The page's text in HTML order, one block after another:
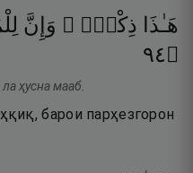
هَـٰذَا ذِكْرٌۭ ۚ وَإِنَّ
۝٤٩
ҳусна мааб.
барои парҳезгорон